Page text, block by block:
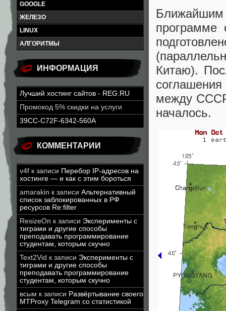
GOOGLE
ЖЕЛЕЗО
LINUX
АЛГОРИТМЫ
ИНФОРМАЦИЯ
Лучший хостинг сайтов - REG.RU
Промокод 5% скидки на услуги
39CC-C72F-6342-560A
КОММЕНТАРИИ
v4f к записи Перебор IP-адресов на
хостинге — и как с этим бороться
amarakin к записи Альтернативный
список заблокированных в РФ
ресурсов Re:filter
ResizeOn к записи Эксперименты с
тиграми и другие способы
преподавать программирование
студентам, которым скучно
Text2Vid к записи Эксперименты с
тиграми и другие способы
преподавать программирование
студентам, которым скучно
всым к записи Развёртывание своего
MTProxy Telegram со статистикой
Китаю).
между
началось.